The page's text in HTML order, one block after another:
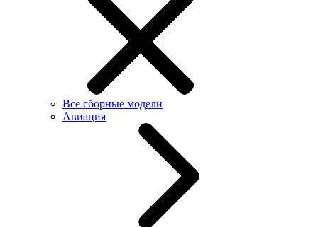
Все сборные модели
Авиация